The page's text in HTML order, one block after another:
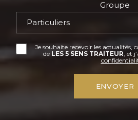
Groupe
Je souhaite recevoir les actualités,
de LES 5 SENS TRAITEUR , et